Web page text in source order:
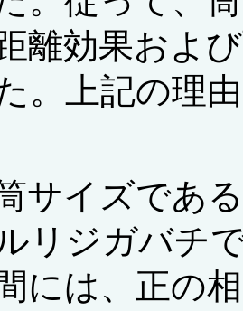
離効果およ
。上記の理
サイズであ
リジガバチ
には、正の